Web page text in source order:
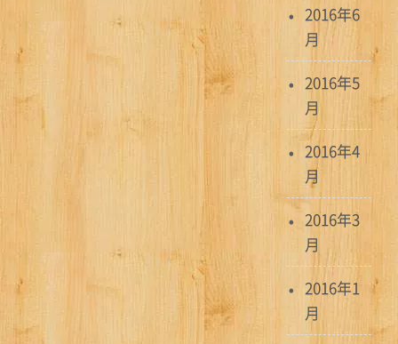
2016年6
月
2016年5
月
2016年4
月
2016年3
月
2016年1
月